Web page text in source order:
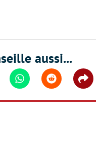
aussi...
WhatsappReddit